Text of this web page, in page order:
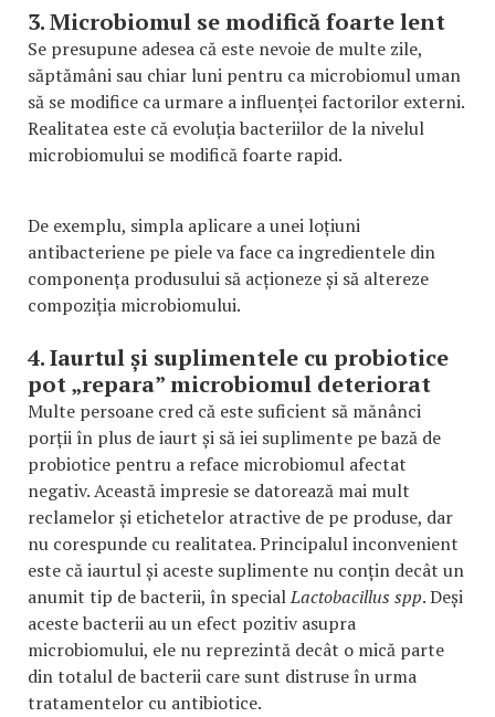
3. Microbiomul se modifică foarte lent
Se presupune adesea că este nevoie de multe zile,
săptămâni sau chiar luni pentru ca microbiomul uman
să se modifice ca urmare a influenței factorilor externi.
Realitatea este că evoluția bacteriilor de la nivelul
microbiomului se modifică foarte rapid.
De exemplu, simpla aplicare a unei loțiuni
antibacteriene pe piele va face ca ingredientele din
componența produsului să acționeze și să altereze
compoziția microbiomului.
4. Iaurtul și suplimentele cu probiotice
pot „repara” microbiomul deteriorat
Multe persoane cred că este suficient să mănânci
porții în plus de iaurt și să iei suplimente pe bază de
probiotice pentru a reface microbiomul afectat
negativ. Această impresie se datorează mai mult
reclamelor și etichetelor atractive de pe produse, dar
nu corespunde cu realitatea. Principalul inconvenient
este că iaurtul și aceste suplimente nu conțin decât un
anumit tip de bacterii, în specialLactobacillus spp. Deși
aceste bacterii au un efect pozitiv asupra
microbiomului, ele nu reprezintă decât o mică parte
din totalul de bacterii care sunt distruse în urma
tratamentelor cu antibiotice.